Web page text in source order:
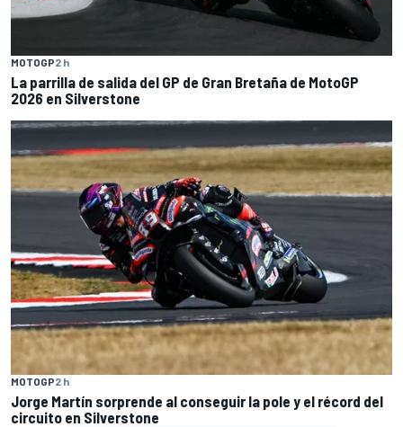
MOTOGP2 h
La parrilla de salida del GP de Gran Bretaña de MotoGP
2026 en Silverstone
MOTOGP2 h
Jorge Martín sorprende al conseguir la pole y el récord del
circuito en Silverstone